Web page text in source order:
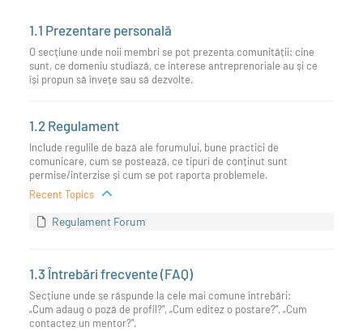
1.1 Prezentare personală
O secțiune unde noii membri se pot prezenta comunității: cine
sunt, ce domeniu studiază, ce interese antreprenoriale au și ce
își propun să învețe sau să dezvolte.
1.2 Regulament
Include regulile de bază ale forumului, bune practici de
comunicare, cum se postează, ce tipuri de conținut sunt
permise/interzise și cum se pot raporta problemele.
Recent Topics
Regulament Forum
1.3 Întrebări frecvente (FAQ)
Secțiune unde se răspunde la cele mai comune întrebări:
„Cum adaug o poză de profil?”, „Cum editez o postare?”, „Cum
contactez un mentor?”.